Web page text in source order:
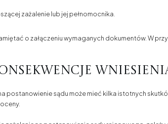
zażalenie lub jej pełnomocnika.
o załączeniu wymaganych dokumentów. W
postanowienie sądu może mieć kilka istotnych